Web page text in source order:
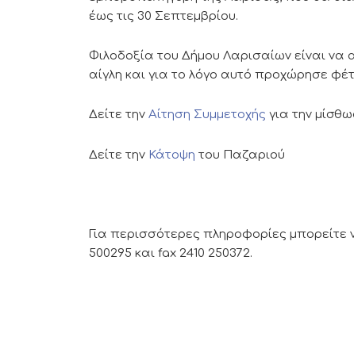
έως τις 30 Σεπτεμβρίου.
Φιλοδοξία του Δήμου Λαρισαίων είναι
αίγλη και για το λόγο αυτό προχώρησε
Δείτε την Αίτηση Συμμετοχής για την
Δείτε την Κάτοψη του Παζαριού
Για περισσότερες πληροφορίες μπορείτε
500295 και fax 2410 250372.